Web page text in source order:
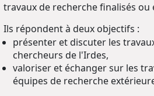
travaux de recherche finalisés ou
Ils répondent à deux objectifs :
présenter et discuter les
chercheurs de l'Irdes,
valoriser et échanger sur les
équipes de recherche